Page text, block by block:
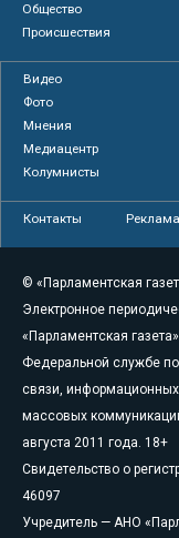
Общество
Происшествия
Видео
Фото
Мнения
Медиацентр
Колумнисты
Контакты Реклама
© «Парламентская
Электронное
«Парламентская
Федеральной службе
связи, информационных
массовых
августа 2011 года. 18+
Свидетельство о
46097
Учредитель — АНО